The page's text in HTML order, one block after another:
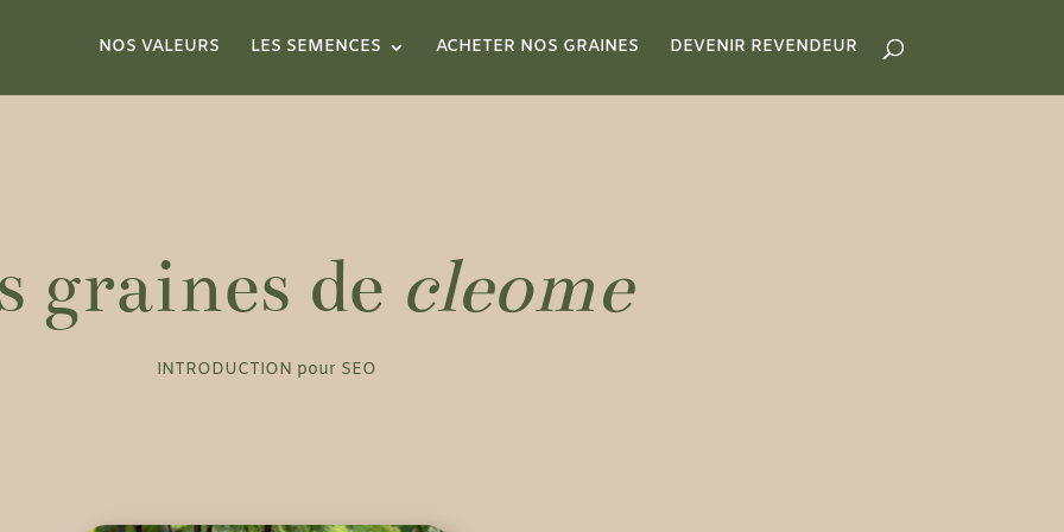
NOS VALEURS LES SEMENCES ACHETER NOS GRAINES DEVENIR REVENDEUR
graines de cleome
INTRODUCTION pour SEO